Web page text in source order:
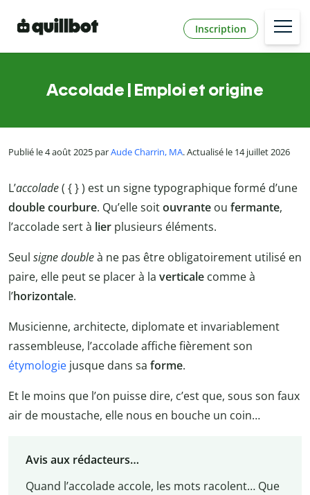
Inscription
Accolade | Emploi et origine
Publié le 4 août 2025 parAude Charrin, MA. Actualisé le 14 juillet 2026
L’accolade( { } ) est un signe typographique formé d’une
double courbure. Qu’elle soitouvrante ou fermante,
l’accolade sert à lier plusieurs éléments.
Seul signe doubleà ne pas être obligatoirement utilisé en
paire, elle peut se placer à la verticale comme à
l’horizontale.
Musicienne, architecte, diplomate et invariablement
rassembleuse, l’accolade affiche fièrement son
étymologie jusque dans sa forme.
Et le moins que l’on puisse dire, c’est que, sous son faux
air de moustache, elle nous en bouche un coin…
Avis aux rédacteurs…
Quand l’accolade accole, les mots racolent… Que